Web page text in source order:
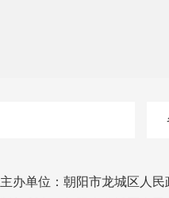
主办单位：朝阳市龙城区人民